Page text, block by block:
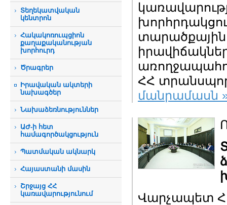
Տեղեկատվական
կենտրոն
Հակակոռուպցիոն
քաղաքականության
խորհուրդ
Ծրագրեր
Իրավական ակտերի
նախագծեր
Նախաձեռնություններ
ԱԺ-ի հետ
համագործակցություն
Պատմական ակնարկ
Հայաստանի մասին
Շրջայց ՀՀ
կառավարությունում
ՀՀ
մանրամասն
Վարչապետ